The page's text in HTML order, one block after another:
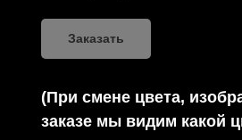
Заказать
(При смене цвета,
заказе мы видим какой